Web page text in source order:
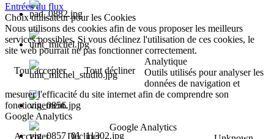
Entrées du flux
Choix utilisateur pour les Cookies
Nous utilisons des cookies afin de vous proposer les meilleurs
services possibles. Si vous déclinez l'utilisation de ces cookies, le
site web pourrait ne pas fonctionner correctement.
Tout accepter
Tout décliner
Analytique
Outils utilisés pour analyser les
données de navigation et
mesurer l'efficacité du site internet afin de comprendre son
fonctionnement.
Google Analytics
Accepter
Décliner
Google Analytics